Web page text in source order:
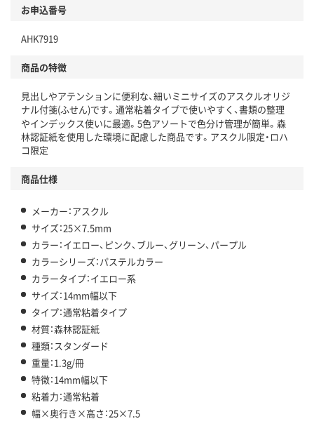
商品
本体
仕組
アスクルで資源循環している
温室効果ガスなどの削減
アスクル商品環境スコア詳細／加点項目
お申込番号
AHK7919
商品の特徴
見出しやアテンションに便利な、細いミニサイズのアスクルオリジ
ナル付箋(ふせん)です。通常粘着タイプで使いやすく、書類の整理
やインデックス使いに最適。5色アソートで色分け管理が簡単。森
林認証紙を使用した環境に配慮した商品です。アスクル限定・ロハ
コ限定
商品仕様
メーカー：アスクル
サイズ：25×7.5mm
カラー：イエロー、ピンク、ブルー、グリーン、パープル
カラーシリーズ：パステルカラー
カラータイプ：イエロー系
サイズ：14mm幅以下
タイプ：通常粘着タイプ
材質：森林認証紙
種類：スタンダード
重量：1.3g/冊
特徴：14mm幅以下
粘着力：通常粘着
幅×奥行き×高さ：25×7.5